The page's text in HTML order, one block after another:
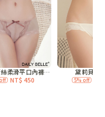
兆豐國際商業銀行
台中商業銀行
華泰商業銀行
遠東國際商業銀行
永豐商業銀行
星展（台灣）商業銀行
中國信託商業銀行